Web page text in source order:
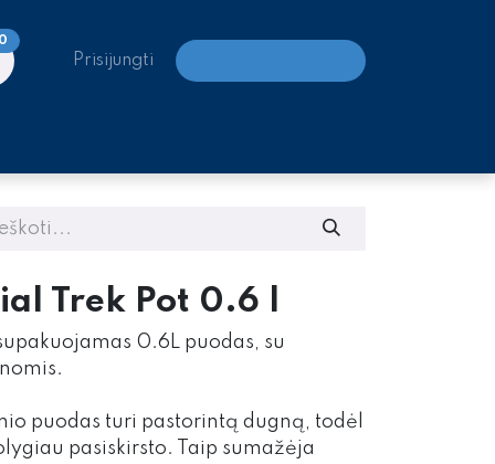
0
Prisijungti
Trek Pot 0.6 l
0.6L puodas, su
puodas turi pastorintą dugną, todėl
pasiskirsto. Taip sumažėja